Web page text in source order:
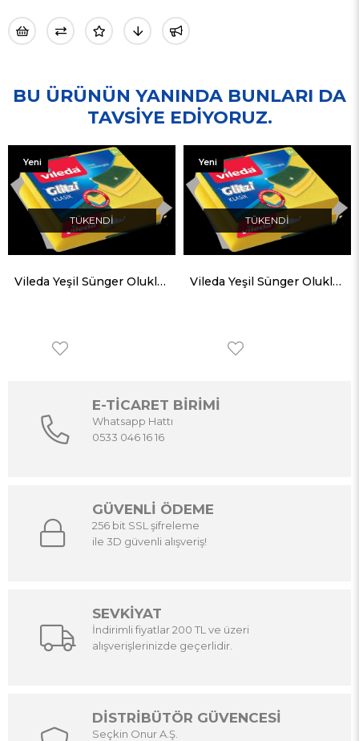
BU ÜRÜNÜN YANINDA BUNLARI DA
TAVSIYE EDIYORUZ.
TÜKENDI
Vileda Yeşil Sünger Oluklu 2 Adet
Yeni
Ürün
TÜKENDI
Vileda Yeşil Sünger Oluklu 2 Adet
Yeni
Ürün
E-TİCARET BİRİMİ
Whatsapp Hattı
0533 046 16 16
GÜVENLİ ÖDEME
256 bit SSL şifreleme
ile 3D güvenli alışveriş!
SEVKİYAT
İndirimli fiyatlar 200 TL ve üzeri
alışverişlerinizde geçerlidir.
DİSTRİBÜTÖR GÜVENCESİ
Seçkin Onur A.Ş.